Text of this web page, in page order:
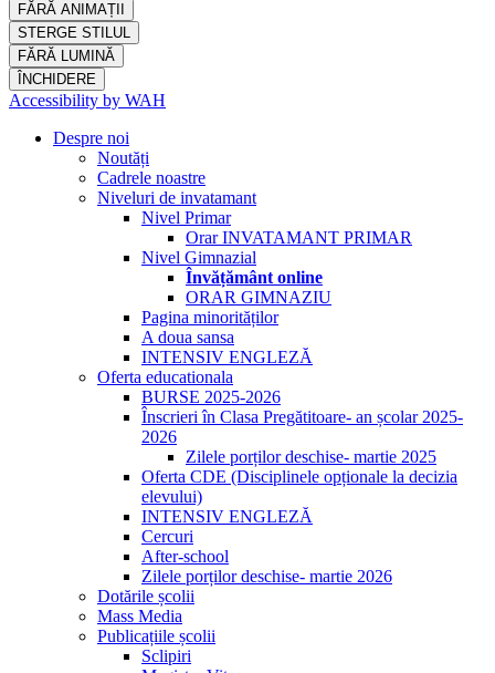
FĂRĂ ANIMAȚII
STERGE STILUL
FĂRĂ LUMINĂ
ÎNCHIDERE
Accessibility by WAH
Despre noi
Noutăți
Cadrele noastre
Niveluri de invatamant
Nivel Primar
Orar INVATAMANT PRIMAR
Nivel Gimnazial
Învățământ online
ORAR GIMNAZIU
Pagina minorităților
A doua sansa
INTENSIV ENGLEZĂ
Oferta educationala
BURSE 2025-2026
Înscrieri în Clasa Pregătitoare- an școlar 2025-
2026
Zilele porților deschise- martie 2025
Oferta CDE (Disciplinele opționale la decizia
elevului)
INTENSIV ENGLEZĂ
Cercuri
After-school
Zilele porților deschise- martie 2026
Dotările școlii
Mass Media
Publicațiile școlii
Sclipiri